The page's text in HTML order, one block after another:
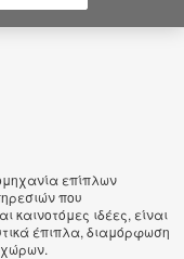
επίπλων
που
ιδέες, είναι
έπιπλα, διαμόρφωση